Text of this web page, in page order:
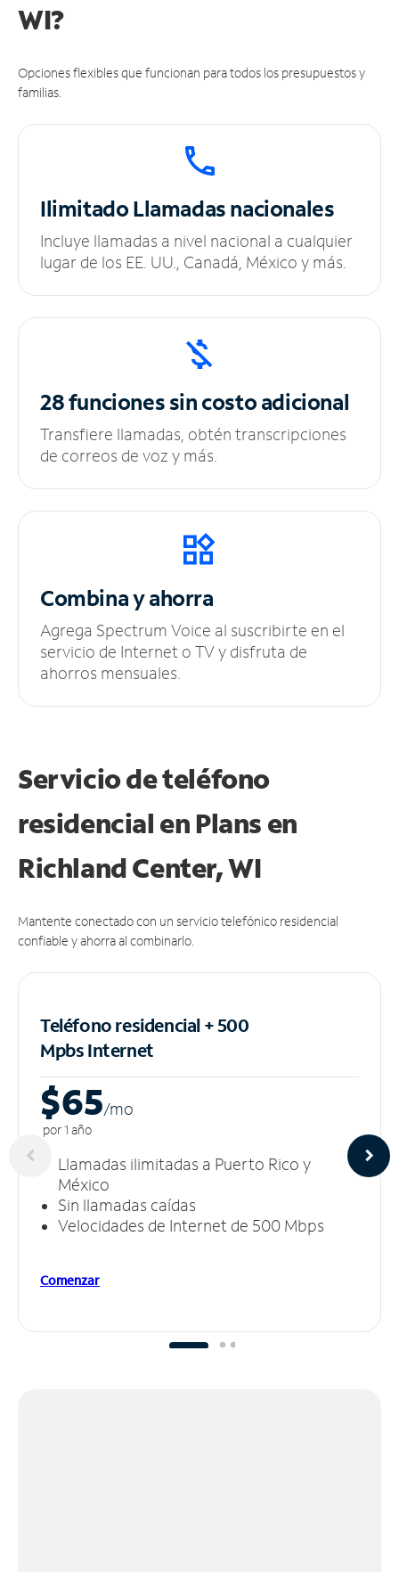
WI?
Opciones flexibles que funcionan para todos los presupuestos y
familias.
IlimitadoLlamadas nacionales
Incluye llamadas a nivel nacional a cualquier
lugar de los EE. UU., Canadá, México y más.
28 funciones sincosto adicional
Transfiere llamadas, obtén transcripciones
de correos de voz y más.
Combina y ahorra
Agrega Spectrum Voice al suscribirte en el
servicio de Internet o TV y disfruta de
ahorros mensuales.
Servicio de teléfono
residencial en Plans en
Richland Center, WI
Mantente conectado con un servicio telefónico residencial
confiable y ahorra al combinarlo.
Teléfono residencial + 500
MpbsInternet
$65/mo
por 1 año
Llamadas ilimitadas a Puerto Rico y
México
Sin llamadas caídas
Velocidades de Internet de 500 Mbps
Comenzar